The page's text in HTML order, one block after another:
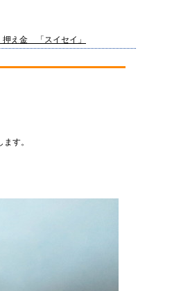
押え金 「スイセイ」
す。